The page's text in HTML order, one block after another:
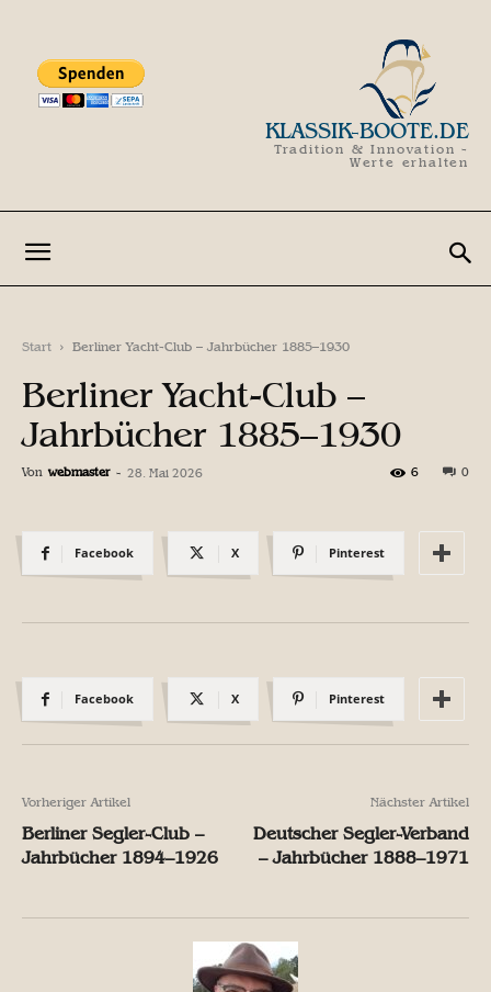
KLASSIK-BOOTE.DE
Tradition & Innovation -
Werte erhalten
Start Berliner Yacht-Club – Jahrbücher 1885–1930
Berliner Yacht-Club –
Jahrbücher 1885–1930
Von webmaster - 28. Mai 2026 0
6
Facebook X Pinterest
Facebook X Pinterest
Vorheriger Artikel
Berliner Segler-Club –
Jahrbücher 1894–1926
Nächster Artikel
Deutscher Segler-Verband
– Jahrbücher 1888–1971